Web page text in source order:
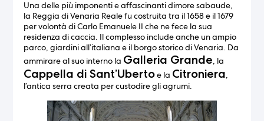
Una delle più imponenti e affascinanti dimore sabaude,
la Reggia di Venaria Reale fu costruita tra il 1658 e il 1679
per volontà di Carlo Emanuele II che ne fece la sua
residenza di caccia. Il complesso include anche un ampio
parco, giardini all’italiana e il borgo storico di Venaria. Da
ammirare al suo interno la Galleria Grande, la
Cappella di Sant’Ubertoe la Citroniera,
l’antica serra creata per custodire gli agrumi.